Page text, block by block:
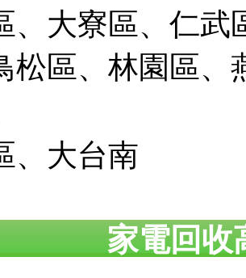
、大寮區、仁
松區、林園區
、大台南
家電回收